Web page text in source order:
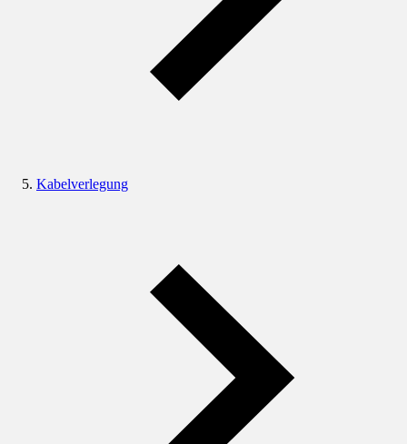
Kabelverlegung